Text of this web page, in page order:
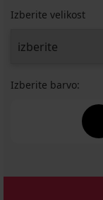
Izberite velikost
Izberite barvo: